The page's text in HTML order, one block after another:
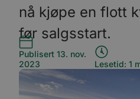
nå kjøpe en flott
før salgsstart.
Publisert 13. nov.
2023
Lesetid: 1